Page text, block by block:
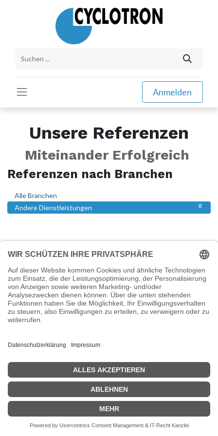
Anmelden
Unsere Referenzen
Miteinander Erfolgreich
Referenzen nach Branchen
Alle Branchen
0
Andere Dienstleistungen
Kein Treffer gefunden
Rufen Sie uns an
Hinweis:Diese Rufnummer steht Ihnen für Fragen zu unseren